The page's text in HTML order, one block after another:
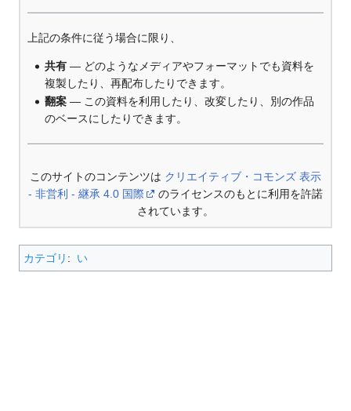
上記の条件に従う場合に限り、
共有 — どのようなメディアやフォーマットでも資料を
複製したり、再配布したりできます。
翻案 — この資料を利用したり、改変したり、別の作品
のベースにしたりできます。
このサイトのコンテンツは クリエイティブ・コモンズ 表示
- 非営利 - 継承 4.0 国際
のライセンスのもとに利用を許諾
されています。
カテゴリ : い